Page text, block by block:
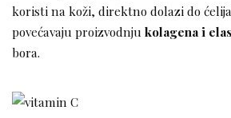
koristi na koži, direktno dolazi do
povećavaju proizvodnju kolagena i
bora.